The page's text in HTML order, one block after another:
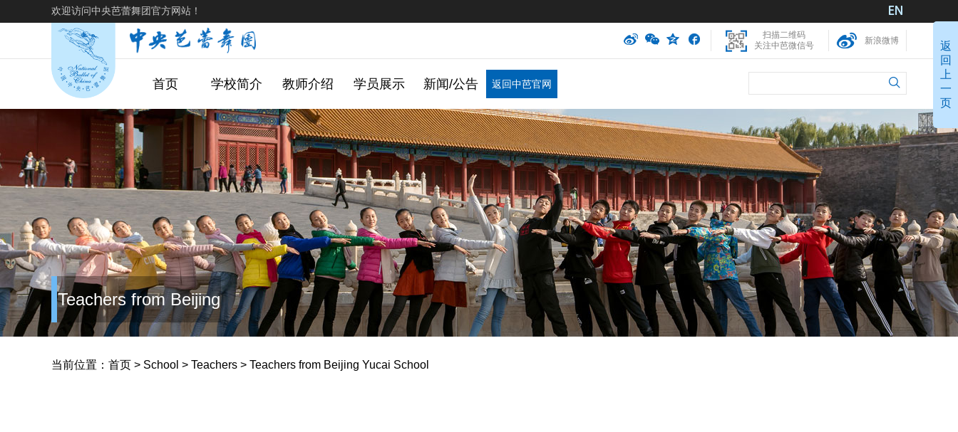
返
回
上
一
页
欢迎访问中央芭蕾舞团官方网站！
扫描二维码
关注中芭微信号
新浪微博
首页 学校简介 教师介绍 学员展示 新闻/公告 返回中芭官网
Teachers from Beijing
当前位置： 首页 > School > Teachers > Teachers from Beijing Yucai School